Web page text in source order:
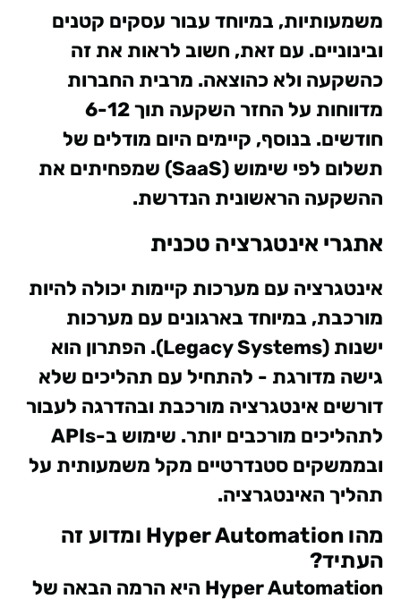
משמעותיות, במיוחד עבור עסקים קטנים
ובינוניים. עם זאת, חשוב לראות את זה
כהשקעה ולא כהוצאה. מרבית החברות
מדווחות על החזר השקעה תוך 6-12
חודשים. בנוסף, קיימים היום מודלים של
תשלום לפי שימוש (SaaS) שמפחיתים את
ההשקעה הראשונית הנדרשת.
אתגרי אינטגרציה טכנית
אינטגרציה עם מערכות קיימות יכולה להיות
מורכבת, במיוחד בארגונים עם מערכות
ישנות (Legacy Systems). הפתרון הוא
גישה מדורגת - להתחיל עם תהליכים שלא
דורשים אינטגרציה מורכבת ובהדרגה לעבור
לתהליכים מורכבים יותר. שימוש ב-APIs
ובממשקים סטנדרטיים מקל משמעותית על
תהליך האינטגרציה.
מהו Hyper Automation ומדוע זה
העתיד?
Hyper Automation היא הרמה הבאה של